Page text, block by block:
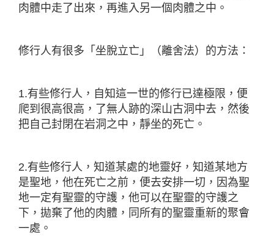
肉體中走了出來，再進入另一個肉體之中。
修行人有很多「坐脫立亡」（離舍法）的方法：
1.有些修行人，自知這一世的修行已達極限，便
爬到很高很高，了無人跡的深山古洞中去，然後
把自己封閉在岩洞之中，靜坐的死亡。
2.有些修行人，知道某處的地靈好，知道某地方
是聖地，他在死亡之前，便去安排一切，因為聖
地一定有聖靈的守護，他可以在聖靈的守護之
下，拋棄了他的肉體，同所有的聖靈重新的聚會
一處。